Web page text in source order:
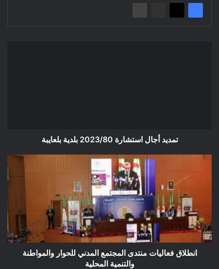
تمديد أجال استشارة 2023/80 بلدية بلعايبة
انطلاق
للحوار
والمواطنة
والتنمية
المحلية
انطلاق فعاليات منتدى المجتمع المدني للحوار والمواطنة
والتنمية المحلية